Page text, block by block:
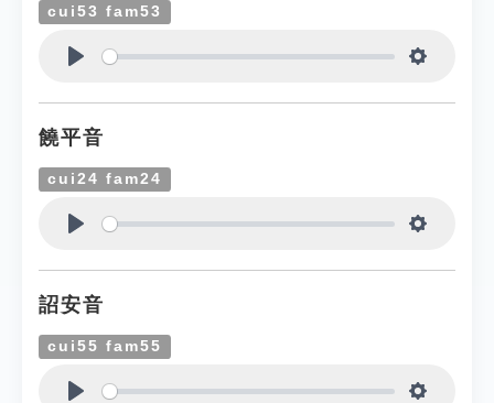
cui53 fam53
饒平音
cui24 fam24
詔安音
cui55 fam55